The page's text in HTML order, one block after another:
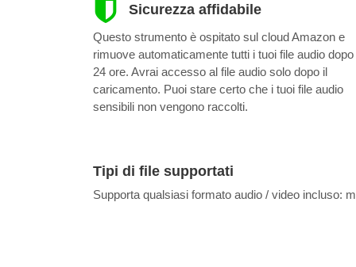
Sicurezza affidabile
Questo strumento è ospitato sul cloud Amazon e
rimuove automaticamente tutti i tuoi file audio dopo
24 ore. Avrai accesso al file audio solo dopo il
caricamento. Puoi stare certo che i tuoi file audio
sensibili non vengono raccolti.
Tipi di file supportati
Supporta qualsiasi formato audio / video incluso: